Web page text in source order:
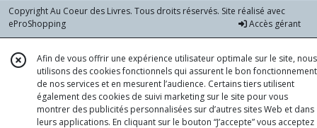
Copyright Au Coeur des Livres. Tous droits réservés. Site réalisé avec
eProShopping
Accès gérant
Afin de vous offrir une expérience utilisateur optimale sur le site, nous
utilisons des cookies fonctionnels qui assurent le bon fonctionnement
de nos services et en mesurent l’audience. Certains tiers utilisent
également des cookies de suivi marketing sur le site pour vous
montrer des publicités personnalisées sur d’autres sites Web et dans
leurs applications. En cliquant sur le bouton “J’accepte” vous acceptez